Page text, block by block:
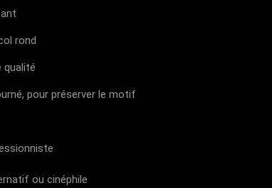
rond
qualité
pour préserver le motif
ou cinéphile